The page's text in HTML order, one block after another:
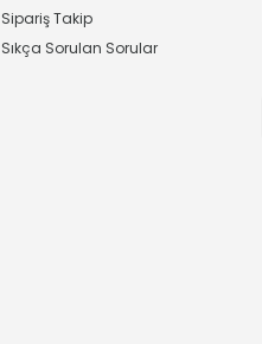
Sipariş Takip
Sıkça Sorulan Sorular